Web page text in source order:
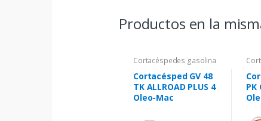
Productos en la
Cortacéspedes gasolina
Cortacésped GV 48
TK ALLROAD PLUS 4
Oleo-Mac
PK